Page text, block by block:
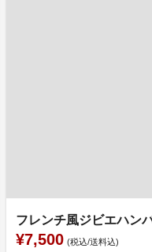
フレンチ風ジビエハン
¥7,500 (税込/送料込)